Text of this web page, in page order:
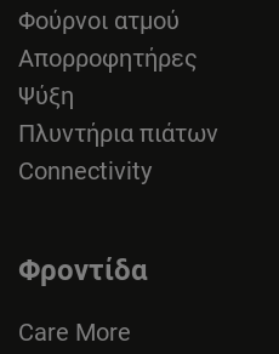
Φούρνοι ατμού
Απορροφητήρες
Ψύξη
Πλυντήρια πιάτων
Connectivity
Φροντίδα
Care More